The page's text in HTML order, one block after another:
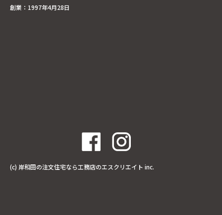
創業：1997年4月28日
(c) 岸和田の注文住宅なら工務店のエスクリエイト inc.